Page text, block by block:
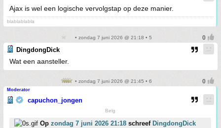
Ajax is wel een logische vervolgstap op deze manier.
blablablabla
• zondag 7 juni 2026 @ 21:18 • 5
DingdongDick
Wat een aansteller.
• zondag 7 juni 2026 @ 21:45 • 6
Moderator
capuchon_jongen
Belg
Op zondag 7 juni 2026 21:18 schreef DingdongDick